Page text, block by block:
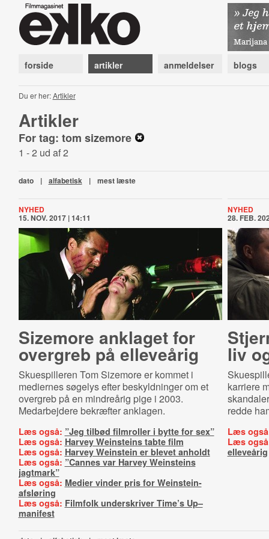
forside artikler anmeldelser blogs
Du er her:Artikler
Artikler
For tag: tom sizemore
1 - 2 ud af 2
dato | alfabetisk | mest læste
NYHED
15. NOV. 2017 | 14:11
Sizemore anklaget for
overgreb på elleveårig
Skuespilleren Tom Sizemore er kommet i
mediernes søgelys efter beskyldninger om et
overgreb på en mindreårig pige i 2003.
Medarbejdere bekræfter anklagen.
Læs også: ”Jeg tilbød filmroller i bytte for sex”
Læs også: Harvey Weinsteins tabte film
Læs også: Harvey Weinstein er blevet anholdt
Læs også: ”Cannes var Harvey Weinsteins
jagtmark”
Læs også: Medier vinder pris for Weinstein-
afsløring
Læs også: Filmfolk underskriver Time’s Up–
manifest
NYHED
28. FEB.
liv
karriere
redde
Læs
Læs
elleveårig